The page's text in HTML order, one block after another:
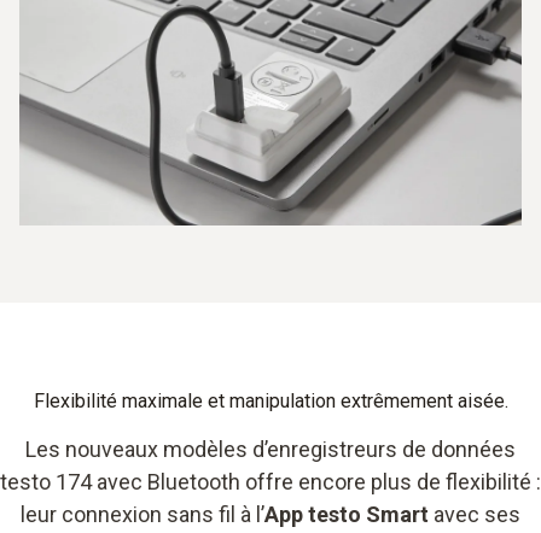
Flexibilité maximale et manipulation extrêmement aisée.
Les nouveaux modèles d’enregistreurs de données
testo 174 avec Bluetooth offre encore plus de flexibilité :
leur connexion sans fil à l’App testo Smart avec ses